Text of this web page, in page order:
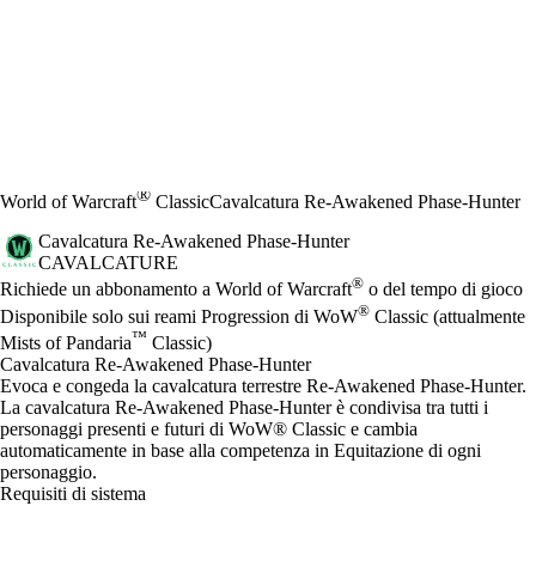
World of Warcraft® ClassicCavalcatura Re-Awakened Phase-Hunter
Cavalcatura Re-Awakened Phase-Hunter
CAVALCATURE
Prezzo
Available actions
Richiede un abbonamento a World of Warcraft® o del tempo di gioco
Disponibile solo sui reami Progression di WoW® Classic (attualmente
Mists of Pandaria™ Classic)
Cavalcatura Re-Awakened Phase-Hunter
Evoca e congeda la cavalcatura terrestre Re-Awakened Phase-Hunter.
La cavalcatura Re-Awakened Phase-Hunter è condivisa tra tutti i
personaggi presenti e futuri di WoW® Classic e cambia
automaticamente in base alla competenza in Equitazione di ogni
personaggio.
Requisiti di sistema